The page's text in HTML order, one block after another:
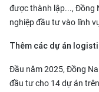
được thành lập..., Đồng
nghiệp đầu tư vào lĩnh
Thêm các dự án
Đầu năm 2025, Đồng
đầu tư cho 14 dự án